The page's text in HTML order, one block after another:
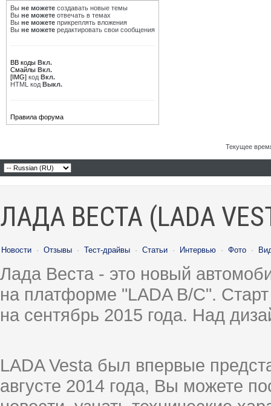
Вы не можете создавать новые темы
Вы не можете отвечать в темах
Вы не можете прикреплять вложения
Вы не можете редактировать свои сообщения
BB коды Вкл.
Смайлы Вкл.
[IMG] код Вкл.
HTML код Выкл.
Правила форума
Текущее
ЛАДА ВЕСТА (LADA
Новости · Отзывы · Тест-драйвы · Статьи · Интервью · Фото ·
Лада Веста - это новый
на платформе "LADA B/C".
на сентябрь 2015 года. Над
LADA Vesta был впервые
августе 2014 года, Вы можете